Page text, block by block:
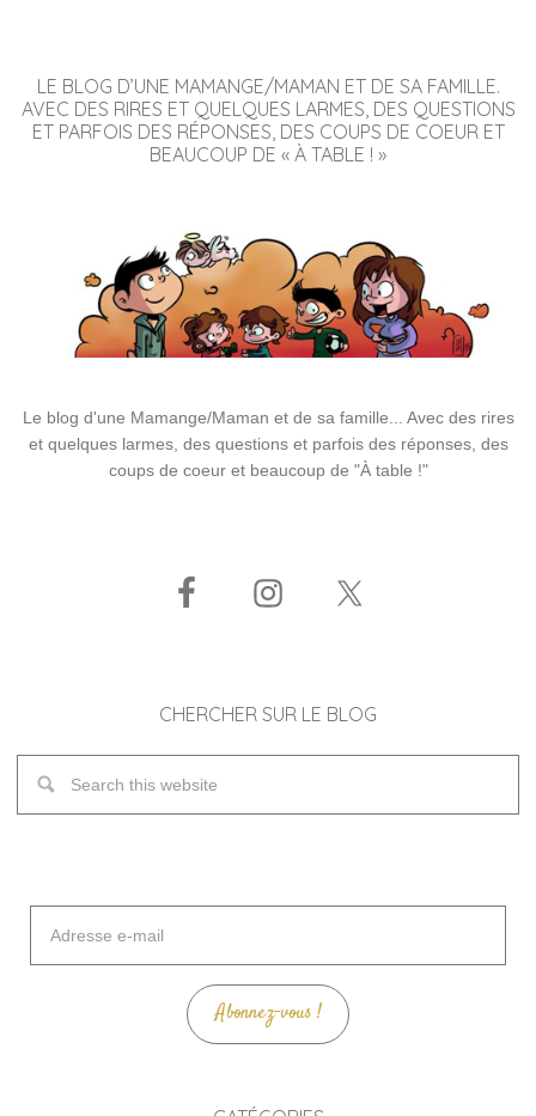
LE BLOG D’UNE MAMANGE/MAMAN ET DE SA FAMILLE.
AVEC DES RIRES ET QUELQUES LARMES, DES QUESTIONS
ET PARFOIS DES RÉPONSES, DES COUPS DE COEUR ET
BEAUCOUP DE « À TABLE ! »
Le blog d'une Mamange/Maman et de sa famille... Avec des rires
et quelques larmes, des questions et parfois des réponses, des
coups de coeur et beaucoup de "À table !"
CHERCHER SUR LE BLOG
mail
Abonnez-vous !